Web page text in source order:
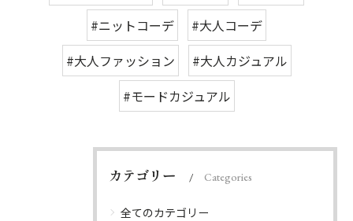
#ニットコーデ
#大人コーデ
#大人ファッション
#大人カジュアル
#モードカジュアル
カテゴリー Categories
全てのカテゴリー